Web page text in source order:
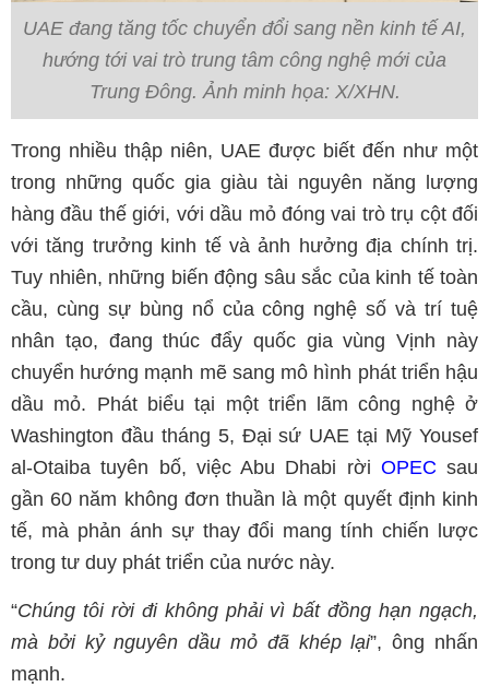
UAE đang tăng tốc chuyển đổi sang nền kinh tế AI,
hướng tới vai trò trung tâm công nghệ mới của
Trung Đông. Ảnh minh họa: X/XHN.
Trong nhiều thập niên, UAE được biết đến như một
trong những quốc gia giàu tài nguyên năng lượng
hàng đầu thế giới, với dầu mỏ đóng vai trò trụ cột đối
với tăng trưởng kinh tế và ảnh hưởng địa chính trị.
Tuy nhiên, những biến động sâu sắc của kinh tế toàn
cầu, cùng sự bùng nổ của công nghệ số và trí tuệ
nhân tạo, đang thúc đẩy quốc gia vùng Vịnh này
chuyển hướng mạnh mẽ sang mô hình phát triển hậu
dầu mỏ. Phát biểu tại một triển lãm công nghệ ở
Washington đầu tháng 5, Đại sứ UAE tại Mỹ Yousef
al-Otaiba tuyên bố, việc Abu Dhabi rời OPEC sau
gần 60 năm không đơn thuần là một quyết định kinh
tế, mà phản ánh sự thay đổi mang tính chiến lược
trong tư duy phát triển của nước này.
“Chúng tôi rời đi không phải vì bất đồng hạn ngạch,
mà bởi kỷ nguyên dầu mỏ đã khép lại”, ông nhấn
mạnh.